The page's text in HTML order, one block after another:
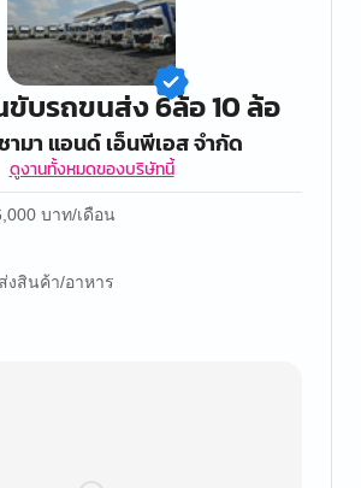
บรถขนส่ง 6ล้อ 10 ล้อ
ามา แอนด์ เอ็นพีเอส จำกัด
ดูงานทั้งหมดของบริษัทนี้
บาท/เดือน
งสินค้า/อาหาร